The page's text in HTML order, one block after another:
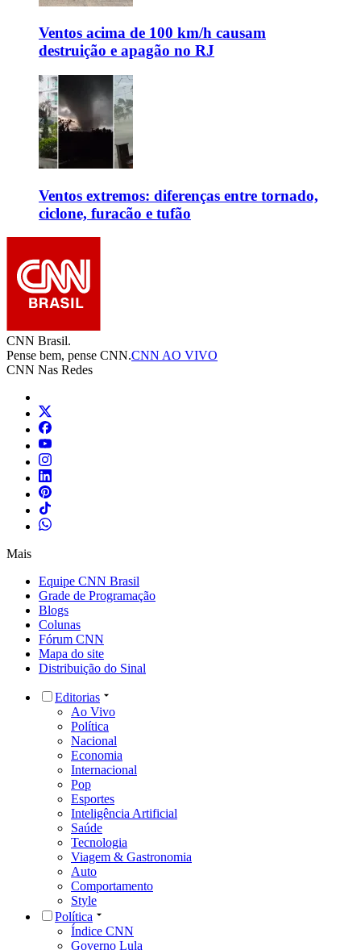
Ventos acima de 100 km/h causam
destruição e apagão no RJ
Ventos extremos: diferenças entre tornado,
ciclone, furacão e tufão
CNN Brasil.
Pense bem, pense CNN.CNN AO VIVO
CNN Nas Redes
Mais
Equipe CNN Brasil
Grade de Programação
Blogs
Colunas
Fórum CNN
Mapa do site
Distribuição do Sinal
Editorias
Ao Vivo
Política
Nacional
Economia
Internacional
Pop
Esportes
Inteligência Artificial
Saúde
Tecnologia
Viagem & Gastronomia
Auto
Comportamento
Style
Política
Índice CNN
Governo Lula